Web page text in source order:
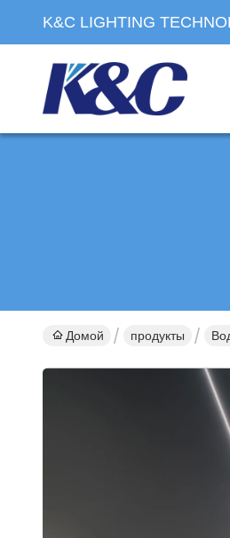
K&C LIGHTING
Домой продукты